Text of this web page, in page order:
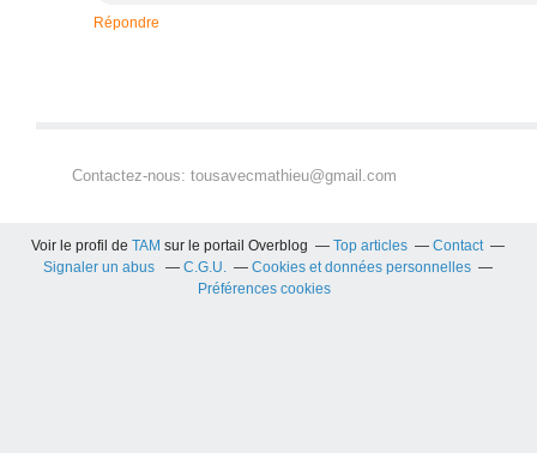
Répondre
Contactez-nous: tousavecmathieu@gmail.com
Voir le profil deTAM sur le portail Overblog Top articles
Contact
Signaler un abus
C.G.U.
Cookies et données personnelles
Préférences cookies